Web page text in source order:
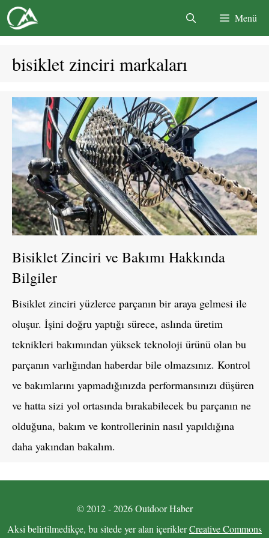
İçeriğe
atla
Menü
bisiklet zinciri markaları
Bisiklet Zinciri ve Bakımı Hakkında
Bilgiler
Bisiklet zinciri yüzlerce parçanın bir araya gelmesi ile
oluşur. İşini doğru yaptığı sürece, aslında üretim
teknikleri bakımından yüksek teknoloji ürünü olan bu
parçanın varlığından haberdar bile olmazsınız. Kontrol
ve bakımlarını yapmadığınızda performansınızı düşüren
ve hatta sizi yol ortasında bırakabilecek bu parçanın ne
olduğuna, bakım ve kontrollerinin nasıl yapıldığına
daha yakından bakalım.
© 2012 - 2026 Outdoor Haber
Aksi belirtilmedikçe, bu sitede yer alan içeriklerCreative Commons